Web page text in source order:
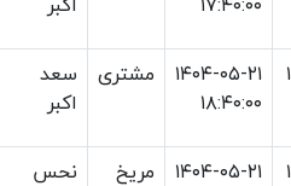
۱۴۰۴-۰۵-۲۱
۱۸:۴۰:۰۰
مشتری
سعد
اکبر
۱۴۰۴-۰۵-۲۱
مریخ
نحس